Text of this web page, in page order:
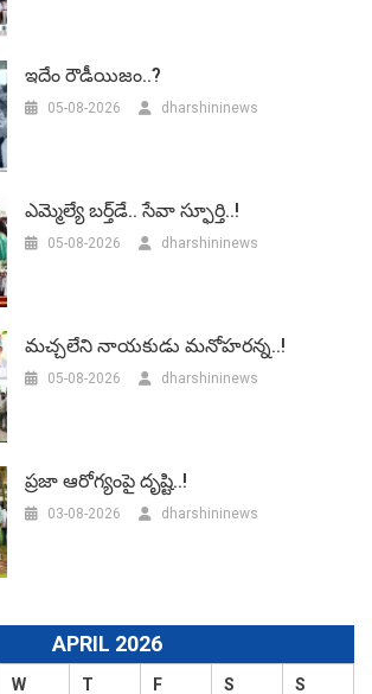
ఇదేం రౌడీయిజం..?
05-08-2026 dharshininews
ఎమ్మెల్యే బర్త్‌డే.. సేవా స్ఫూర్తి..!
05-08-2026 dharshininews
మచ్చలేని నాయకుడు మనోహరన్న..!
05-08-2026 dharshininews
ప్రజా ఆరోగ్యంపై దృష్టి..!
03-08-2026 dharshininews
APRIL 2026
W T F S S